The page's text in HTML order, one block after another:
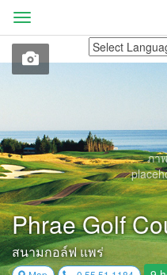
Menu
ภา
Phrae Golf
สนามกอล์ฟ แพร่